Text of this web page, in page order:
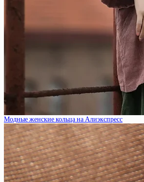
Модные женские кольца на Алиэкспресс